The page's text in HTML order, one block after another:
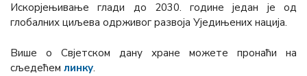
Искорјењивање глади до 2030. године један је од
глобалних циљева одрживог развоја Уједињених нација.
Више о Свјетском дану хране можете пронаћи на
сљедећем линку.